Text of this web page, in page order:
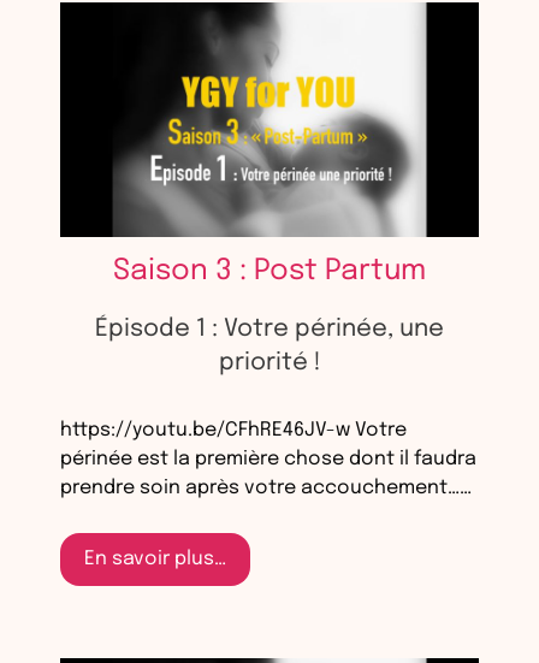
Saison 3 : Post Partum
Épisode 1 : Votre périnée, une
priorité !
https://youtu.be/CFhRE46JV-w Votre
périnée est la première chose dont il faudra
prendre soin après votre accouchement……
En savoir plus…